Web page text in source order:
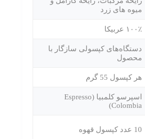
میوه های زرد
۱۰۰٪ عربیکا
دستگاه‌های کپسولی سازگار با
محصول
هر کپسول 55 گرم
اسپرسو کلمبیا (Espresso
Colombia)
10 عدد کپسول قهوه